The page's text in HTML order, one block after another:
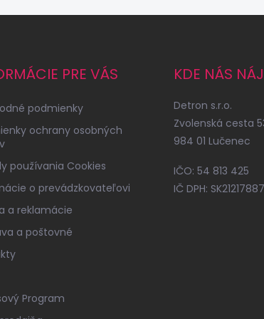
PRE VÁS
podmienky
ochrany osobných
používania Cookies
o prevádzkovateľovi
a reklamácie
a poštovné
Program
KDE NÁS
Detron s.r.o.
Zvolenská cesta
984 01 Lučenec
IČO: 54 813 425
IČ DPH: